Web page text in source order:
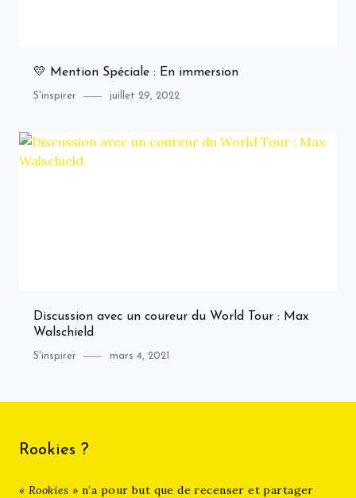
💛 Mention Spéciale : En immersion
Category
S'inspirer
Posted
juillet 29, 2022
Discussion avec un coureur du World Tour : Max
Walschield
Category
S'inspirer
Posted
mars 4, 2021
Rookies ?
« Rookies »n’a pour but que de recenser et partager